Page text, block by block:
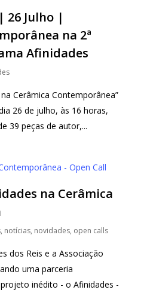
26 Julho |
na 2ª
Afinidades
Cerâmica Contemporânea”
26 de julho, às 16 horas,
39 peças de autor,...
na Cerâmica
, notícias, novidades, open calls
dos Reis e a Associação
uma parceria
inédito - o Afinidades -